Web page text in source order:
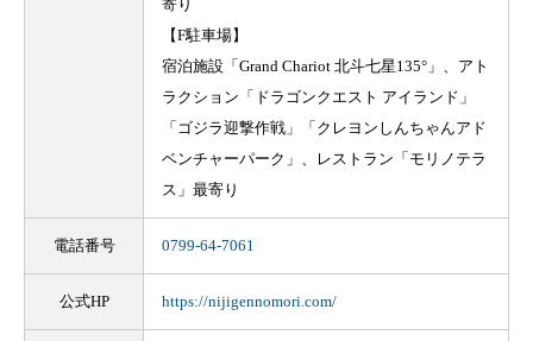
寄り
【F駐車場】
宿泊施設「Grand Chariot 北斗七星135°」、アト
ラクション「ドラゴンクエスト アイランド」
「ゴジラ迎撃作戦」「クレヨンしんちゃんアド
ベンチャーパーク」、レストラン「モリノテラ
ス」最寄り
電話番号 0799-64-7061
公式HP https://nijigennomori.com/